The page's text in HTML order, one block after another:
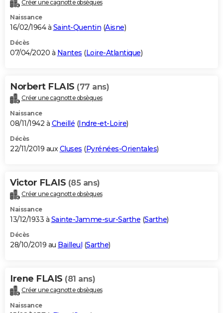
Créer une cagnotte obsèques
Naissance
16/02/1964 à Saint-Quentin (Aisne)
Décès
07/04/2020 à Nantes (Loire-Atlantique)
Norbert FLAIS (77 ans)
Créer une cagnotte obsèques
Naissance
08/11/1942 à Cheillé (Indre-et-Loire)
Décès
22/11/2019 auxCluses (Pyrénées-Orientales)
Victor FLAIS (85 ans)
Créer une cagnotte obsèques
Naissance
13/12/1933 à Sainte-Jamme-sur-Sarthe (Sarthe)
Décès
28/10/2019 au Bailleul (Sarthe)
Irene FLAIS (81 ans)
Créer une cagnotte obsèques
Naissance